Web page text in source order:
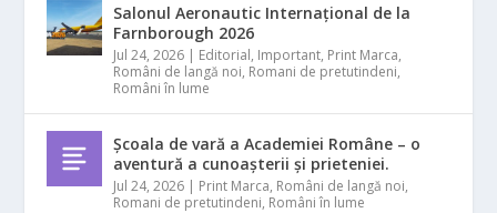
Salonul Aeronautic Internațional de la
Farnborough 2026
Jul 24, 2026 | Editorial, Important, Print Marca,
Români de langă noi, Romani de pretutindeni,
Români în lume
Școala de vară a Academiei Române – o
aventură a cunoașterii și prieteniei.
Jul 24, 2026 | Print Marca, Români de langă noi,
Romani de pretutindeni, Români în lume